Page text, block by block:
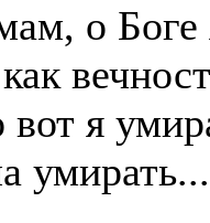
о Боге
я
умирать...